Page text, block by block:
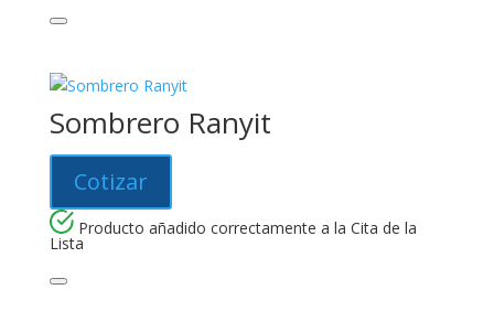
Sombrero Ranyit
Cotizar
Producto añadido correctamente a la Cita de la
Lista